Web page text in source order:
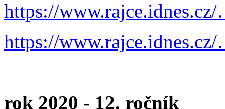
https://
https://
rok 2020 - 12. ročník